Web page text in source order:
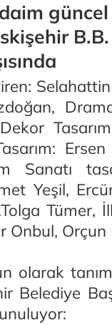
Sanatı
Yeşil,
Tümer,
Onbul,
olarak
Belediye